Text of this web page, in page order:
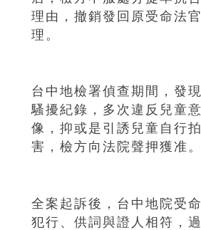
理由，撤銷發回原受命法
理。
台中地檢署偵查期間，發
騷擾紀錄，多次違反兒童
像，抑或是引誘兒童自行
害，檢方向法院聲押獲准。
全案起訴後，台中地院受
犯行、供詞與證人相符，